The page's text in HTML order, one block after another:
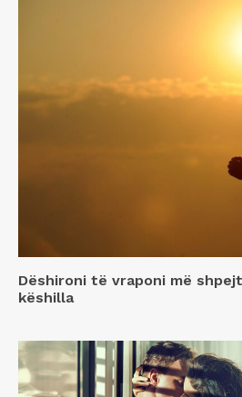
Dëshironi të vraponi më
këshilla